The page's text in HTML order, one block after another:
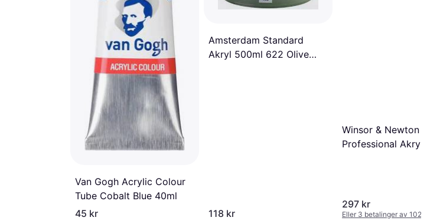
Van Gogh Acrylic Colour
Tube Cobalt Blue 40ml
45 kr
Amsterdam Standard
Akryl 500ml 622 Olive
118 kr
Winsor & Newton
Professional
297 kr
Eller 3 betalinger av 102 kr